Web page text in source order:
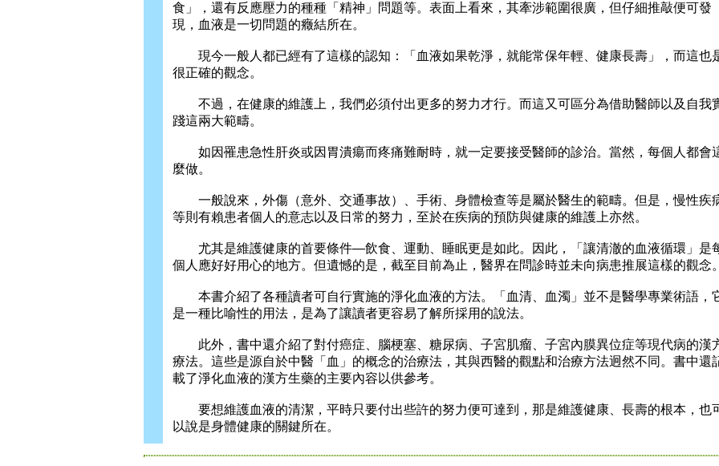
食」，還有反應壓力的種種「精神」問題等。表面上看來，其牽涉範圍很廣，但仔細推敲便可發
現，血液是一切問題的癥結所在。
現今一般人都已經有了這樣的認知：「血液如果乾淨，就能常保年輕、健康長壽」，而這也
很正確的觀念。
不過，在健康的維護上，我們必須付出更多的努力才行。而這又可區分為借助醫師以及自我
踐這兩大範疇。
如因罹患急性肝炎或因胃潰瘍而疼痛難耐時，就一定要接受醫師的診治。當然，每個人都會
麼做。
一般說來，外傷（意外、交通事故）、手術、身體檢查等是屬於醫生的範疇。但是，慢性疾
等則有賴患者個人的意志以及日常的努力，至於在疾病的預防與健康的維護上亦然。
尤其是維護健康的首要條件—飲食、運動、睡眠更是如此。因此，「讓清澈的血液循環」是
個人應好好用心的地方。但遺憾的是，截至目前為止，醫界在問診時並未向病患推展這樣的觀念。
本書介紹了各種讀者可自行實施的淨化血液的方法。「血清、血濁」並不是醫學專業術語，
是一種比喻性的用法，是為了讓讀者更容易了解所採用的說法。
此外，書中還介紹了對付癌症、腦梗塞、糖尿病、子宮肌瘤、子宮內膜異位症等現代病的漢
療法。這些是源自於中醫「血」的概念的治療法，其與西醫的觀點和治療方法迥然不同。書中還
載了淨化血液的漢方生藥的主要內容以供參考。
要想維護血液的清潔，平時只要付出些許的努力便可達到，那是維護健康、長壽的根本，也
以說是身體健康的關鍵所在。